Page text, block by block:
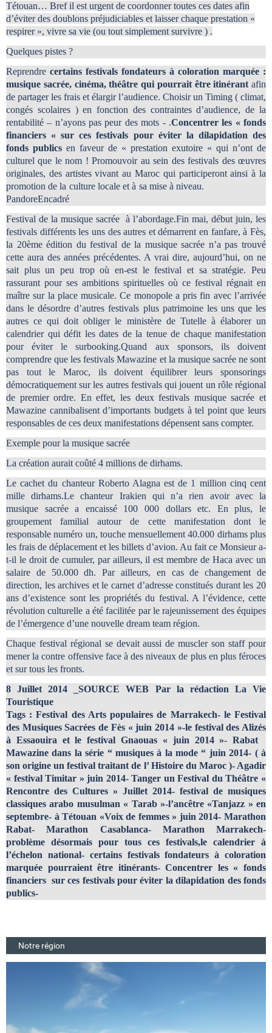
Tétouan… Bref il est urgent de coordonner toutes ces dates afin
d’éviter des doublons préjudiciables et laisser chaque prestation «
respirer », vivre sa vie (ou tout simplement survivre ) .
Quelques pistes ?
Reprendre certains festivals fondateurs à coloration marquée :
musique sacrée, cinéma, théâtre qui pourrait être itinérant afin
de partager les frais et élargir l’audience. Choisir un Timing ( climat,
congés scolaires ) en fonction des contraintes d’audience, de la
rentabilité – n’ayons pas peur des mots - .Concentrer les « fonds
financiers « sur ces festivals pour éviter la dilapidation des
fonds publics en faveur de « prestation exutoire « qui n’ont de
culturel que le nom ! Promouvoir au sein des festivals des œuvres
originales, des artistes vivant au Maroc qui participeront ainsi à la
promotion de la culture locale et à sa mise à niveau.
PandoreEncadré
Festival de la musique sacrée à l’abordage.Fin mai, début juin, les
festivals différents les uns des autres et démarrent en fanfare, à Fès,
la 20ème édition du festival de la musique sacrée n’a pas trouvé
cette aura des années précédentes. A vrai dire, aujourd’hui, on ne
sait plus un peu trop où en-est le festival et sa stratégie. Peu
rassurant pour ses ambitions spirituelles où ce festival régnait en
maître sur la place musicale. Ce monopole a pris fin avec l’arrivée
dans le désordre d’autres festivals plus patrimoine les uns que les
autres ce qui doit obliger le ministère de Tutelle à élaborer un
calendrier qui défit les dates de la tenue de chaque manifestation
pour éviter le surbooking.Quand aux sponsors, ils doivent
comprendre que les festivals Mawazine et la musique sacrée ne sont
pas tout le Maroc, ils doivent équilibrer leurs sponsorings
démocratiquement sur les autres festivals qui jouent un rôle régional
de premier ordre. En effet, les deux festivals musique sacrée et
Mawazine cannibalisent d’importants budgets à tel point que leurs
responsables de ces deux manifestations dépensent sans compter.
Exemple pour la musique sacrée
La création aurait coûté 4 millions de dirhams.
Le cachet du chanteur Roberto Alagna est de 1 million cinq cent
mille dirhams.Le chanteur Irakien qui n’a rien avoir avec la
musique sacrée a encaissé 100 000 dollars etc. En plus, le
groupement familial autour de cette manifestation dont le
responsable numéro un, touche mensuellement 40.000 dirhams plus
les frais de déplacement et les billets d’avion. Au fait ce Monsieur a-
t-il le droit de cumuler, par ailleurs, il est membre de Haca avec un
salaire de 50.000 dh. Par ailleurs, en cas de changement de
direction, les archives et le carnet d’adresse constitués durant les 20
ans d’existence sont les propriétés du festival. A l’évidence, cette
révolution culturelle a été facilitée par le rajeunissement des équipes
de l’émergence d’une nouvelle dream team région.
Chaque festival régional se devait aussi de muscler son staff pour
mener la contre offensive face à des niveaux de plus en plus féroces
et sur tous les fronts.
8 Juillet 2014 _SOURCE WEB Par la rédaction La Vie
Touristique
Tags : Festival des Arts populaires de Marrakech- le Festival
des Musiques Sacrées de Fès « juin 2014 »-le festival des Alizés
à Essaouira et le festival Gnaouas « juin 2014 »- Rabat
Mawazine dans la série “ musiques à la mode “ juin 2014- ( à
son origine un festival traitant de l’ Histoire du Maroc )- Agadir
« festival Timitar » juin 2014- Tanger un Festival du Théâtre «
Rencontre des Cultures » Juillet 2014- festival de musiques
classiques arabo musulman « Tarab »-l’ancêtre «Tanjazz » en
septembre- à Tétouan «Voix de femmes » juin 2014- Marathon
Rabat- Marathon Casablanca- Marathon Marrakech-
problème désormais pour tous ces festivals,le calendrier à
l’échelon national- certains festivals fondateurs à coloration
marquée pourraient être itinérants- Concentrer les « fonds
financiers sur ces festivals pour éviter la dilapidation des fonds
publics-
Notre région